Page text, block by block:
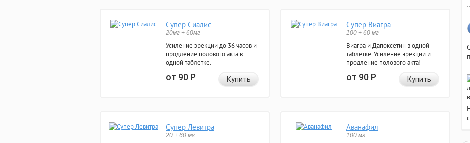
Супер Сиалис
20мг + 60мг
Усиление эрекции до 36 часов и
продление полового акта в
одной таблетке.
от 90Р Купить
Супер Виагра
100 + 60 мг
Виагра и Дапоксетин в одной
таблетке. Усиление эрекции и
продление полового акта!
от 90Р Купить
Супер Левитра
20 + 60 мг
Аванафил
100 мг